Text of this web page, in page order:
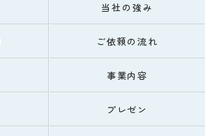
当社の強み
ご依頼の流れ
事業内容
プレゼン